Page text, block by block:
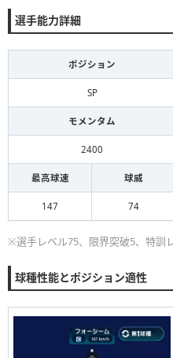
選手能力詳細
ポジション
SP
モメンタム
2400
最高球速 球威
147 74
※選手レベル75、限界突破5、特訓
球種性能とポジション適性